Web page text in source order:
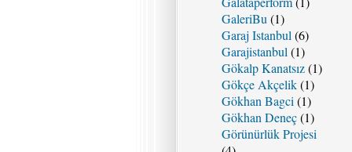
GaleriBu (1)
Garaj Istanbul (6)
Garajistanbul (1)
Gökalp Kanatsız(1)
Gökçe Akçelik(1)
Gökhan Bagci (1)
Gökhan Deneç(1)
Görünürlük Projesi